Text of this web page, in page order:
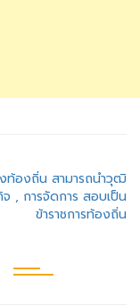
ท้องถิ่น สามารถนำวุฒิ
จ , การจัดการ สอบเป็น
ข้าราชการท้องถิ่น